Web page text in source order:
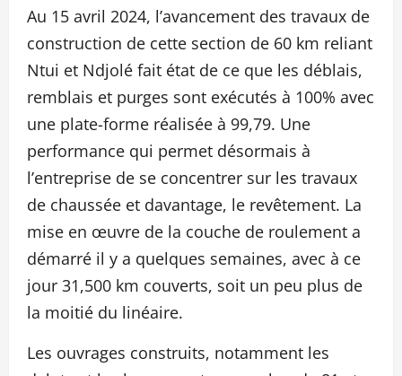
Au 15 avril 2024, l’avancement des travaux de
construction de cette section de 60 km reliant
Ntui et Ndjolé fait état de ce que les déblais,
remblais et purges sont exécutés à 100% avec
une plate-forme réalisée à 99,79. Une
performance qui permet désormais à
l’entreprise de se concentrer sur les travaux
de chaussée et davantage, le revêtement. La
mise en œuvre de la couche de roulement a
démarré il y a quelques semaines, avec à ce
jour 31,500 km couverts, soit un peu plus de
la moitié du linéaire.
Les ouvrages construits, notamment les